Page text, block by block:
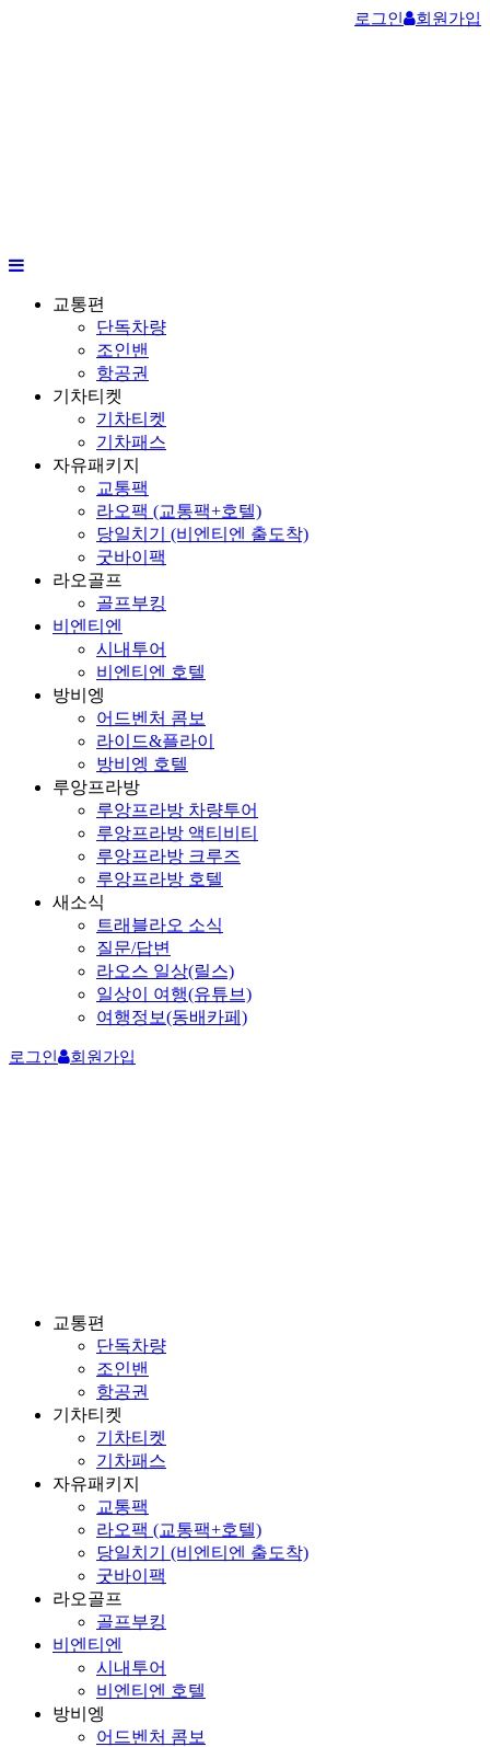
로그인 회원가입
교통편
단독차량
조인밴
항공권
기차티켓
기차티켓
기차패스
자유패키지
교통팩
라오팩 (교통팩+호텔)
당일치기 (비엔티엔 출도착)
굿바이팩
라오골프
골프부킹
비엔티엔
시내투어
비엔티엔 호텔
방비엥
어드벤처 콤보
라이드&플라이
방비엥 호텔
루앙프라방
루앙프라방 차량투어
루앙프라방 액티비티
루앙프라방 크루즈
루앙프라방 호텔
새소식
트래블라오 소식
질문/답변
라오스 일상(릴스)
일상이 여행(유튜브)
여행정보(동배카페)
로그인 회원가입
교통편
단독차량
조인밴
항공권
기차티켓
기차티켓
기차패스
자유패키지
교통팩
라오팩 (교통팩+호텔)
당일치기 (비엔티엔 출도착)
굿바이팩
라오골프
골프부킹
비엔티엔
시내투어
비엔티엔 호텔
방비엥
어드벤처 콤보